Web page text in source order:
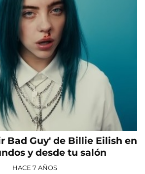
Bad Guy' de Billie Eilish en
y desde tu salón
HACE 7 AÑOS